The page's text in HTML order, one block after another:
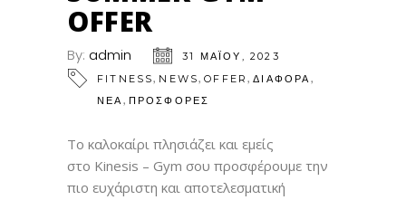
OFFER
By: admin
31 ΜΑΪ́ΟΥ, 2023
FITNESS, NEWS,OFFER,ΔΙΑΦΟΡΑ,
ΝΕΑ, ΠΡΟΣΦΟΡΕΣ
Το καλοκαίρι πλησιάζει και εμείς
στο Kinesis – Gym σου προσφέρουμε την
πιο ευχάριστη και αποτελεσματική